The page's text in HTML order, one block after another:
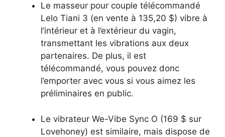
Le masseur pour couple télécommandé
Lelo Tiani 3 (en vente à 135,20 $) vibre à
l’intérieur et à l’extérieur du vagin,
transmettant les vibrations aux deux
partenaires. De plus, il est
télécommandé, vous pouvez donc
l’emporter avec vous si vous aimez les
préliminaires en public.
Le vibrateur We-Vibe Sync O (169 $ sur
Lovehoney) est similaire, mais dispose de